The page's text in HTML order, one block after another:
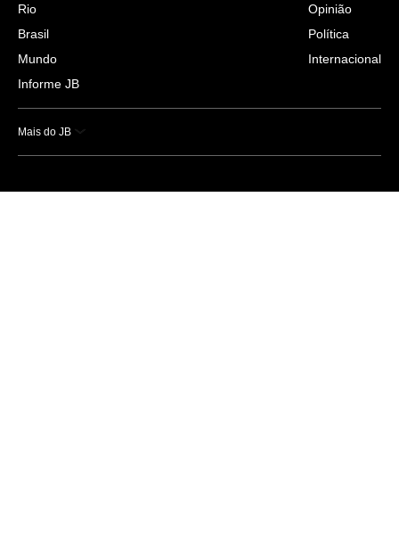
Rio
Brasil
Mundo
Informe JB
Opinião
Política
Internacional
Mais do JB
Esportes